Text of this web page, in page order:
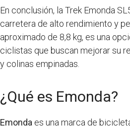
En conclusión, la Trek Emonda
carretera de alto rendimiento y
aproximado de 8,8 kg, es una
ciclistas que buscan mejorar su
y colinas empinadas.
¿Qué es Emonda?
Emonda es una marca de